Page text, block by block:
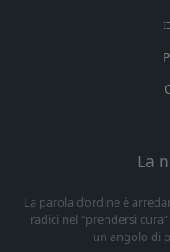
La
La parola d’ordine è
radici nel “prendersi
un angolo di